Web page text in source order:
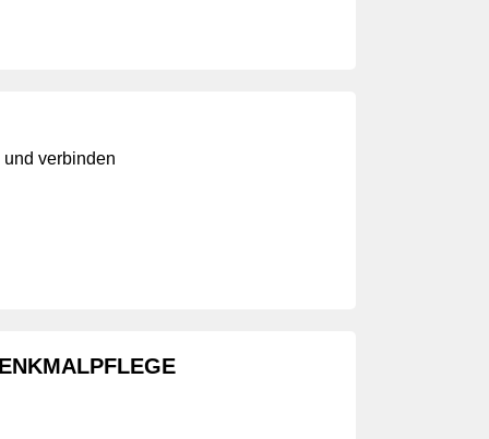
verbinden